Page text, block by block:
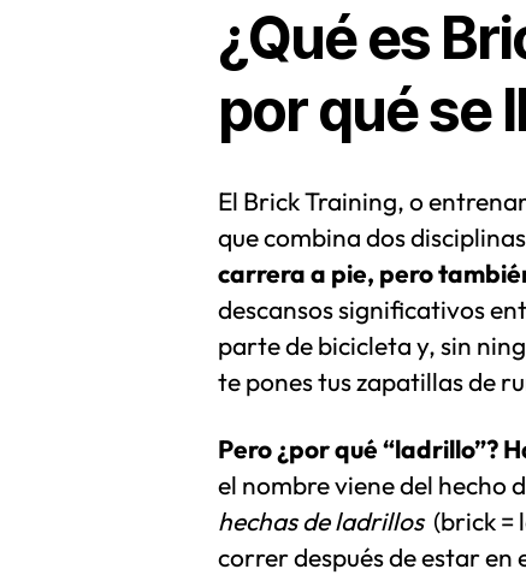
¿Qué es
por qué se
El Brick Training, o
que combina dos
carrera a pie, pero
descansos significativos
parte de bicicleta y, sin
te pones tus zapatillas de
Pero ¿por qué “ladrillo”?
el nombre viene del hecho
hechas de ladrillos(brick =
correr después de estar